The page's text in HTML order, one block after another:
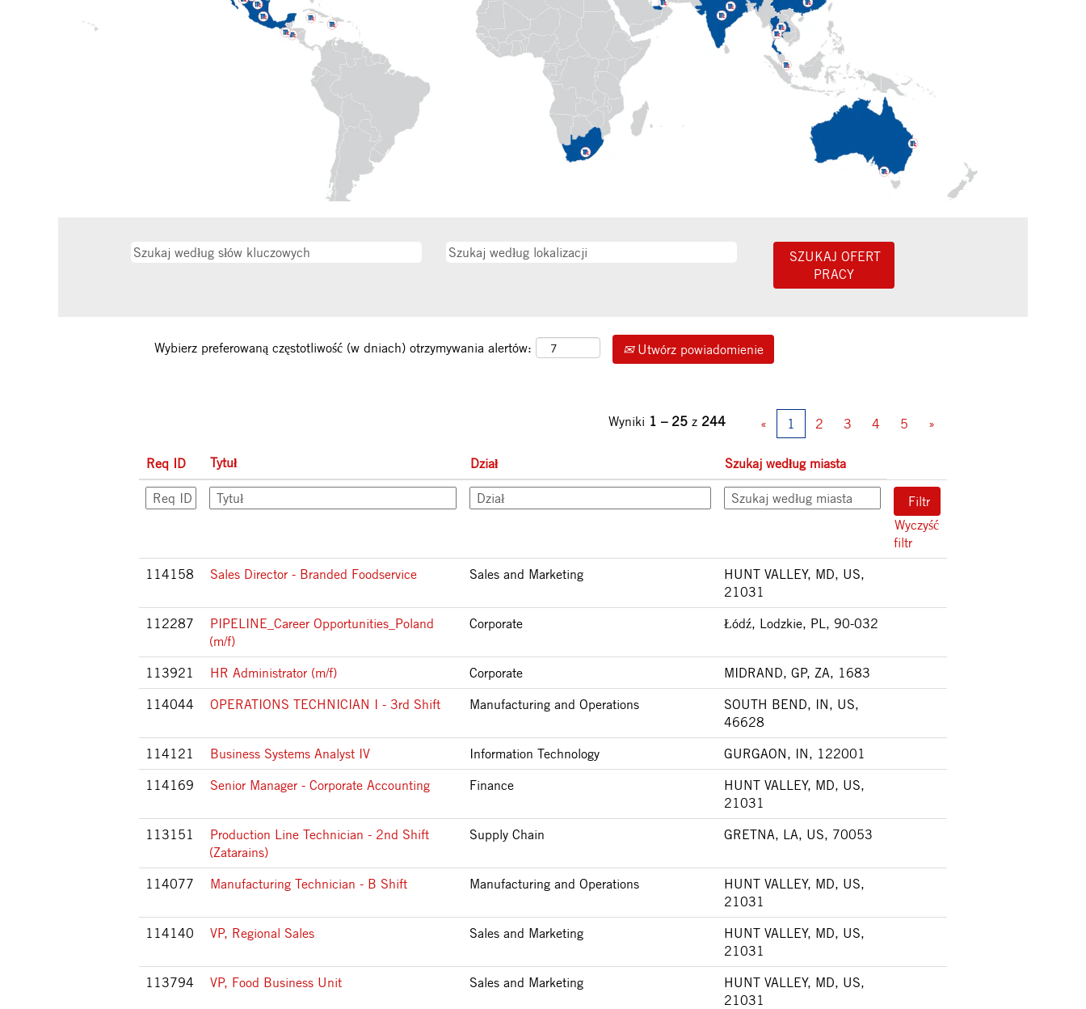
Wybierz preferowaną częstotliwość (w dniach) otrzymywania alertów: Utwórz powiadomienie
Wyniki 1 – 25 z 244 « 1 2 3 4 5 »
Req ID Tytuł Dział Szukaj według miasta
Wyczyść
filtr
114158
Sales Director - Branded Foodservice Sales and Marketing
HUNT VALLEY, MD, US,
21031
112287
PIPELINE_Career Opportunities_Poland
(m/f)
Corporate Łódź, Lodzkie, PL, 90-032
113921 HR Administrator (m/f) Corporate
MIDRAND, GP, ZA, 1683
114044
OPERATIONS TECHNICIAN I - 3rd Shift Manufacturing and Operations
SOUTH BEND, IN, US,
46628
114121
Business Systems Analyst IV Information Technology
GURGAON, IN, 122001
114169
Senior Manager - Corporate Accounting Finance
HUNT VALLEY, MD, US,
21031
113151
Production Line Technician - 2nd Shift
(Zatarains)
Supply Chain GRETNA, LA, US, 70053
114077 Manufacturing Technician - B Shift Manufacturing and Operations
HUNT VALLEY, MD, US,
21031
114140
VP, Regional Sales Sales and Marketing
HUNT VALLEY, MD, US,
21031
113794
VP, Food Business Unit Sales and Marketing
HUNT VALLEY, MD, US,
21031